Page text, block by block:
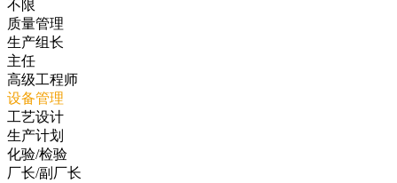
不限
质量管理
生产组长
主任
高级工程师
设备管理
工艺设计
生产计划
化验/检验
厂长/副厂长